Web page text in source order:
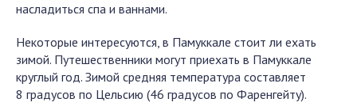
насладиться спа и ваннами.
Некоторые интересуются, в Памуккале стоит ли ехать
зимой. Путешественники могут приехать в Памуккале
круглый год. Зимой средняя температура составляет
8 градусов по Цельсию (46 градусов по Фаренгейту).